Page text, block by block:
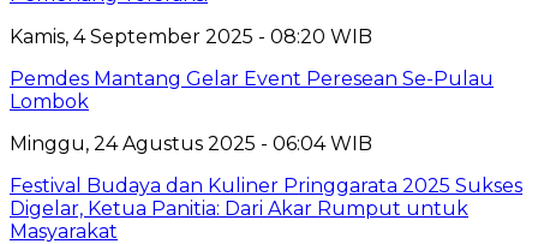
Kamis, 4 September 2025 - 08:20 WIB
Pemdes Mantang Gelar Event Peresean Se-Pulau
Lombok
Minggu, 24 Agustus 2025 - 06:04 WIB
Festival Budaya dan Kuliner Pringgarata 2025 Sukses
Digelar, Ketua Panitia: Dari Akar Rumput untuk
Masyarakat